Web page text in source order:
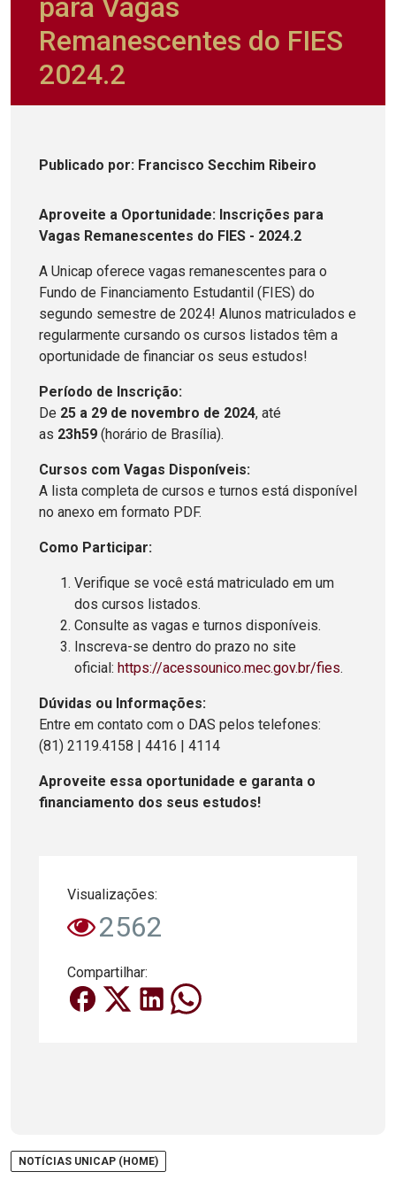
para Vagas
Remanescentes do FIES
2024.2
Publicado por: Francisco Secchim Ribeiro
Aproveite a Oportunidade: Inscrições para
Vagas Remanescentes do FIES - 2024.2
A Unicap oferece vagas remanescentes para o
Fundo de Financiamento Estudantil (FIES) do
segundo semestre de 2024! Alunos matriculados e
regularmente cursando os cursos listados têm a
oportunidade de financiar os seus estudos!
Período de Inscrição:
De 25 a 29 de novembro de 2024, até
as 23h59 (horário de Brasília).
Cursos com Vagas Disponíveis:
A lista completa de cursos e turnos está disponível
no anexo em formato PDF.
Como Participar:
Verifique se você está matriculado em um
dos cursos listados.
Consulte as vagas e turnos disponíveis.
Inscreva-se dentro do prazo no site
oficial: https://acessounico.mec.gov.br/fies.
Dúvidas ou Informações:
Entre em contato com o DAS pelos telefones:
(81) 2119.4158 | 4416 | 4114
Aproveite essa oportunidade e garanta o
financiamento dos seus estudos!
Visualizações:
2562
Compartilhar:
NOTÍCIAS UNICAP (HOME)